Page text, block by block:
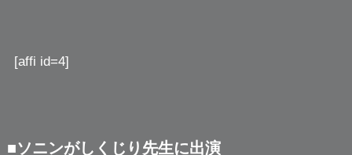
[affi id=4]
■ソニンがしくじり先生に出演